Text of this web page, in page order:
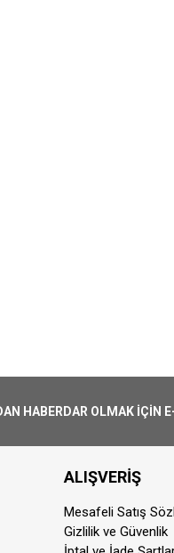
HABERDAR OLMAK İÇİN
ALIŞVERİŞ
Mesafeli Satış
Gizlilik ve Güvenlik